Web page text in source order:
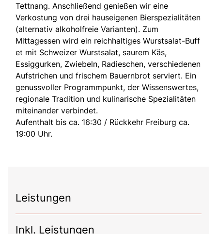
Tettnang. Anschließend genießen wir eine
Verkostung von drei hauseigenen Bierspezialitäten
(alternativ alkoholfreie Varianten). Zum
Mittagessen wird ein reichhaltiges Wurstsalat-Buff
et mit Schweizer Wurstsalat, saurem Käs,
Essiggurken, Zwiebeln, Radieschen, verschiedenen
Aufstrichen und frischem Bauernbrot serviert. Ein
genussvoller Programmpunkt, der Wissenswertes,
regionale Tradition und kulinarische Spezialitäten
miteinander verbindet.
Aufenthalt bis ca. 16:30 / Rückkehr Freiburg ca.
19:00 Uhr.
Leistungen
Inkl. Leistungen